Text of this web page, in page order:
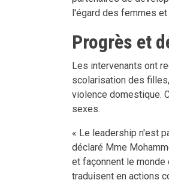
l'égard des femmes
Progrès et
Les intervenants ont
scolarisation des
violence domestique.
sexes.
« Le leadership n'est
déclaré Mme
et façonnent le
traduisent en actions